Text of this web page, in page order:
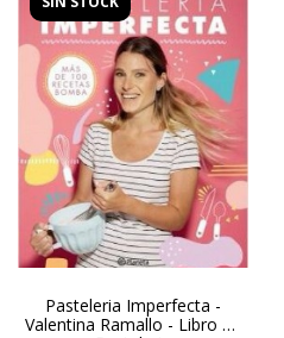
Pasteleria Imperfecta -
Valentina Ramallo - Libro de